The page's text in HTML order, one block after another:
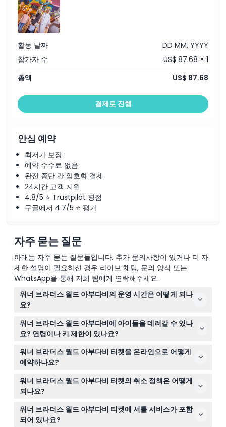
활동 날짜
DD MM, YYYY
참가자 수
US$ 87.68 × 1
총액
US$ 87.68
결제로 진행
안심 예약
최저가 보장
예약 수수료 없음
완전 종단 간 암호화 결제
24시간 고객 지원
4.8/5 ⭐ Trustpilot 평점
구글에서 4.7/5 ⭐ 평가
자주 묻는 질문
아래는 자주 묻는 질문들입니다. 추가 문의사항이 있거나 더 자
세한 설명이 필요하신 경우 라이브 채팅, 문의 양식 또는
WhatsApp을 통해 저희 팀에게 연락해주세요.
워너 브라더스 월드 아부다비의 운영 시간은 어떻게 되나
요?
워너 브라더스 월드 아부다비는 일반적으로 매일 오전 11시
부터 오후 8시까지 운영되며, 라마단과 이드 휴일 기간에는
다소 변동이 있을 수 있습니다(변경될 수 있으니 예약 시
확인해 주세요).
워너 브라더스 월드 아부다비에 아이들을 데려갈 수 있나
요? 연령이나 키 제한이 있나요?
3세 이하의 어린이는 부모와 함께 입장 시 무료이며, 부모
님은 아이의 나이를 확인하기 위해 신분증을 제시해야 할
수 있습니다. 또한 일부 놀이기구는 안전 및 키 제한이 있으
므로 티켓 구매 전에 놀이기구 세부 정보를 확인하는 것이
좋습니다.
워너 브라더스 월드 아부다비 티켓을 온라인으로 어떻게
예약하나요?
이 웹사이트에서 원하는 날짜와 티켓 유형을 선택하여 미리
입장권을 간편하게 예약할 수 있습니다.
워너 브라더스 월드 아부다비 티켓의 취소 정책은 어떻게
되나요?
티켓은 어떠한 경우에도 환불이나 취소가 불가능하므로, 예
약 전에 날짜를 신중히 선택해 주세요.
워너 브라더스 월드 아부다비 티켓에 셔틀 서비스가 포함
되어 있나요?